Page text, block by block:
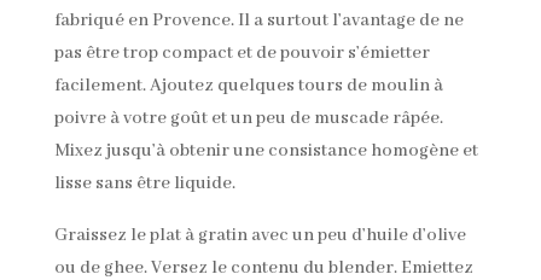
fabriqué en Provence. Il a surtout l’avantage de ne
pas être trop compact et de pouvoir s’émietter
facilement. Ajoutez quelques tours de moulin à
poivre à votre goût et un peu de muscade râpée.
Mixez jusqu’à obtenir une consistance homogène et
lisse sans être liquide.
Graissez le plat à gratin avec un peu d’huile d’olive
ou de ghee. Versez le contenu du blender. Emiettez